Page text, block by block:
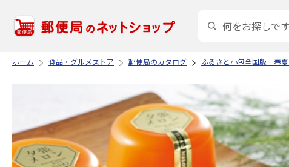
ホーム 食品・グルメストア 郵便局のカタログ ふるさと小包全国版 春